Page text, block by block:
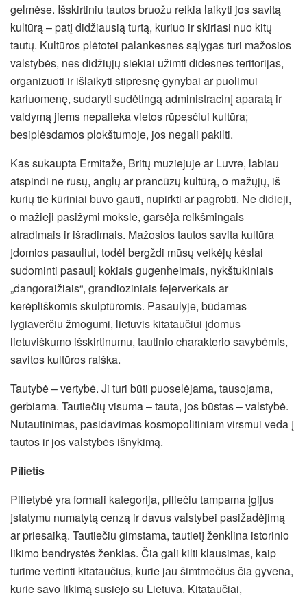
gelmėse. Išskirtiniu tautos bruožu reikia laikyti jos savitą
kultūrą – patį didžiausią turtą, kuriuo ir skiriasi nuo kitų
tautų. Kultūros plėtotei palankesnes sąlygas turi mažosios
valstybės, nes didžiųjų siekiai užimti didesnes teritorijas,
organizuoti ir išlaikyti stipresnę gynybai ar puolimui
kariuomenę, sudaryti sudėtingą administracinį aparatą ir
valdymą jiems nepalieka vietos rūpesčiui kultūra;
besiplėsdamos plokštumoje, jos negali pakilti.
Kas sukaupta Ermitaže, Britų muziejuje ar Luvre, labiau
atspindi ne rusų, anglų ar prancūzų kultūrą, o mažųjų, iš
kurių tie kūriniai buvo gauti, nupirkti ar pagrobti. Ne didieji,
o mažieji pasižymi moksle, garsėja reikšmingais
atradimais ir išradimais. Mažosios tautos savita kultūra
įdomios pasauliui, todėl bergždi mūsų veikėjų kėslai
sudominti pasaulį kokiais gugenheimais, nykštukiniais
„dangoraižiais“, grandioziniais fejerverkais ar
kerėpliškomis skulptūromis. Pasaulyje, būdamas
lygiaverčiu žmogumi, lietuvis kitataučiui įdomus
lietuviškumo išskirtinumu, tautinio charakterio savybėmis,
savitos kultūros raiška.
Tautybė – vertybė. Ji turi būti puoselėjama, tausojama,
gerbiama. Tautiečių visuma – tauta, jos būstas – valstybė.
Nutautinimas, pasidavimas kosmopolitiniam virsmui veda į
tautos ir jos valstybės išnykimą.
Pilietis
Pilietybė yra formali kategorija, piliečiu tampama įgijus
įstatymu numatytą cenzą ir davus valstybei pasižadėjimą
ar priesaiką. Tautiečiu gimstama, tautietį ženklina istorinio
likimo bendrystės ženklas. Čia gali kilti klausimas, kaip
turime vertinti kitataučius, kurie jau šimtmečius čia gyvena,
kurie savo likimą susiejo su Lietuva. Kitataučiai,